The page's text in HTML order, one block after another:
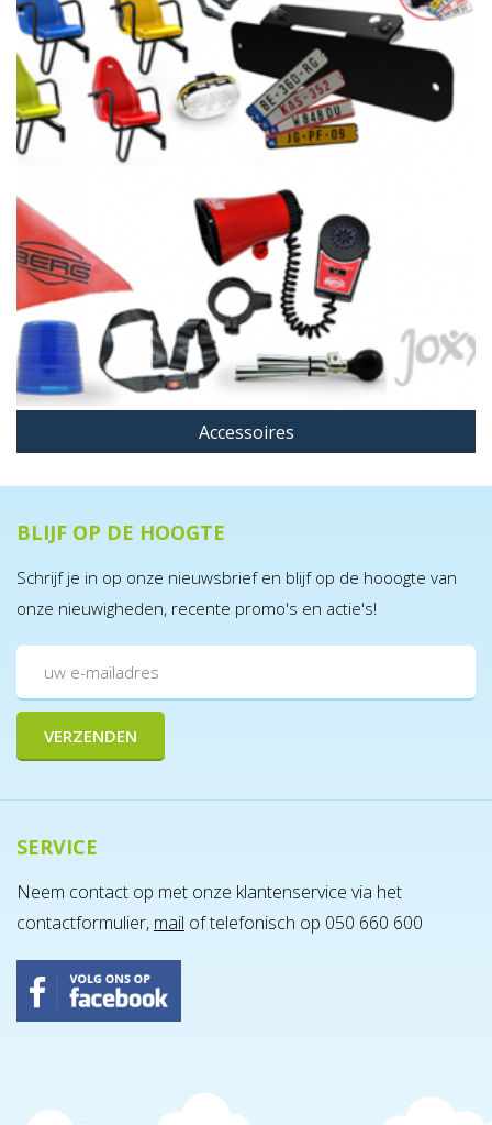
Accessoires
BLIJF OP DE HOOGTE
Schrijf je in op onze nieuwsbrief en blijf op de hooogte van
onze nieuwigheden, recente promo's en actie's!
SERVICE
Neem contact op met onze klantenservice via het
contactformulier, mail of telefonisch op 050 660 600